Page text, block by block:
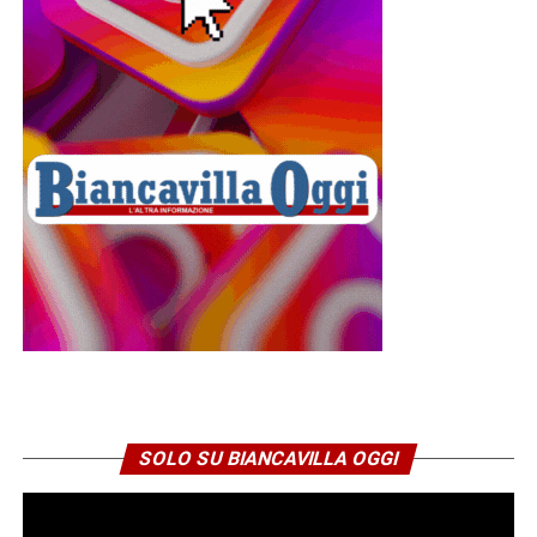
anche per il drammatico ammutinamento di Santa Maria
la Longa, nel luglio 1917, quando uomini ormai stremati
da mesi di combattimenti si ribellarono all’ordine di
tornare immediatamente in linea. La repressione fu
durissima: ventotto militari vennero fucilati. Nonostante
quella tragica pagina, la Brigata Catanzaro continuò a
distinguersi per il valore dimostrato in battaglia, ricevendo
importanti decorazioni al valor militare.
Essere cappellano di una brigata simile significava molto
più che celebrare la Messa. Voleva dire condividere la
vita dei soldati. Dormire negli stessi ricoveri. Attraversare
le stesse trincee. Esporsi allo stesso fuoco. Visitare gli
Di don Vincenzo ci è giunta proprio una di queste lettere.
SOLO SU BIANCAVILLA OGGI